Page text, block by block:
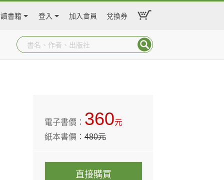
書籍 登入 加入會員 兌換券
電子書價： 360元
紙本書價：480元
直接購買